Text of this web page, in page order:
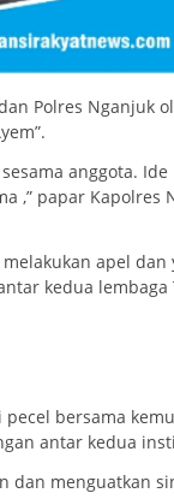
Polres Nganjuk
anggota.
papar Kapolres
apel dan
kedua
bersama
antar kedua
dan menguatkan